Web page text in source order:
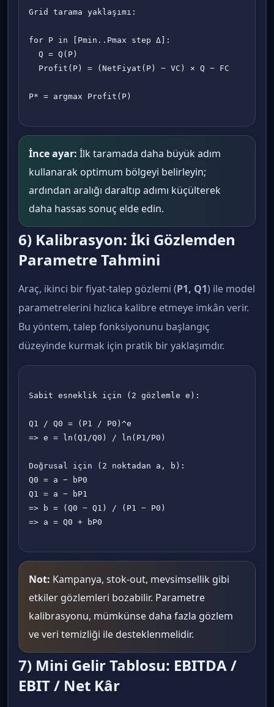
Grid tarama yaklaşımı:
for P in [Pmin..Pmax step Δ]:
  Q = Q(P)
  Profit(P) = (NetFiyat(P) − VC) × Q − FC
P* = argmax Profit(P)
İnce ayar: İlk taramada daha büyük adım
kullanarak optimum bölgeyi belirleyin;
ardından aralığı daraltıp adımı küçülterek
daha hassas sonuç elde edin.
6) Kalibrasyon: İki Gözlemden
Parametre Tahmini
Araç, ikinci bir fiyat-talep gözlemi (P1, Q1) ile model
parametrelerini hızlıca kalibre etmeye imkân verir.
Bu yöntem, talep fonksiyonunu başlangıç
düzeyinde kurmak için pratik bir yaklaşımdır.
Sabit esneklik için (2 gözlemle e):
Q1 / Q0 = (P1 / P0)^e
=> e = ln(Q1/Q0) / ln(P1/P0)
Doğrusal için (2 noktadan a, b):
Q0 = a − bP0
Q1 = a − bP1
=> b = (Q0 − Q1) / (P1 − P0)
=> a = Q0 + bP0
Not: Kampanya, stok-out, mevsimsellik gibi
etkiler gözlemleri bozabilir. Parametre
kalibrasyonu, mümkünse daha fazla gözlem
ve veri temizliği ile desteklenmelidir.
7) Mini Gelir Tablosu: EBITDA /
EBIT / Net Kâr